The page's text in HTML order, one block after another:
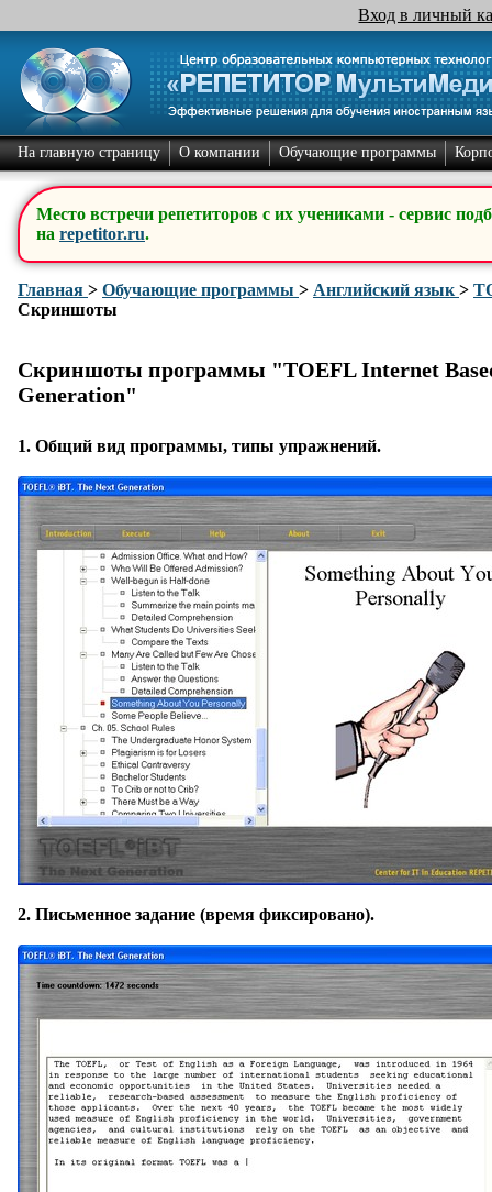
Вход в личный
На главную страницу О компании Обучающие программы
Место встречи репетиторов с их учениками - сервис
на repetitor.ru.
Главная > Обучающие программы > Английский язык >
Скриншоты
Скриншоты программы "TOEFL Internet
Generation"
1. Общий вид программы, типы упражнений.
2. Письменное задание (время фиксировано).